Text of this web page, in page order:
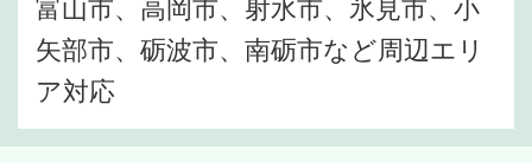
富山市、高岡市、射水市、氷見市、小
矢部市、砺波市、南砺市など周辺エリ
ア対応